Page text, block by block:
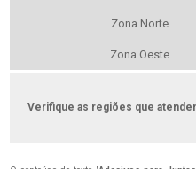
Zona Norte
Zona Oeste
Verifique as regiões que